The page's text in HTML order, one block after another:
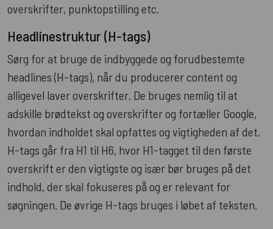
overskrifter, punktopstilling etc.
Headlinestruktur (H-tags)
Sørg for at bruge de indbyggede og forudbestemte
headlines (H-tags), når du producerer content og
alligevel laver overskrifter. De bruges nemlig til at
adskille brødtekst og overskrifter og fortæller Google,
hvordan indholdet skal opfattes og vigtigheden af det.
H-tags går fra H1 til H6, hvor H1-tagget til den første
overskrift er den vigtigste og især bør bruges på det
indhold, der skal fokuseres på og er relevant for
søgningen. De øvrige H-tags bruges i løbet af teksten.